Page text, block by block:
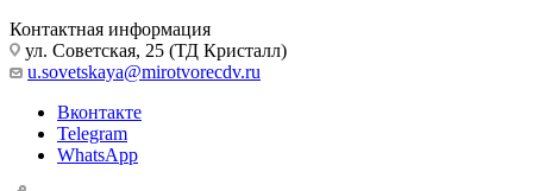
Контактная информация
ул. Советская, 25 (ТД Кристалл)
u.sovetskaya@mirotvorecdv.ru
Вконтакте
Telegram
WhatsApp